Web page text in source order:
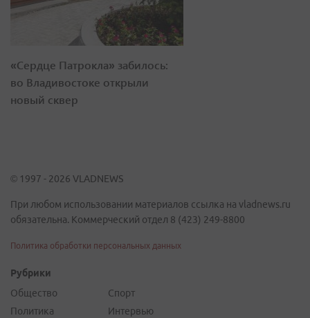
«Сердце Патрокла» забилось:
во Владивостоке открыли
новый сквер
© 1997 - 2026 VLADNEWS
При любом использовании материалов ссылка на vladnews.ru
обязательна. Коммерческий отдел 8 (423) 249-8800
Политика обработки персональных данных
Рубрики
Общество
Политика
Спорт
Интервью